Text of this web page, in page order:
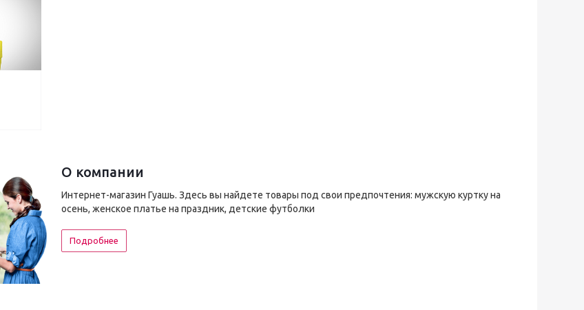
О компании
Интернет-магазин Гуашь. Здесь вы найдете товары под свои предпочтения: мужскую куртку на
осень, женское платье на праздник, детские футболки
Подробнее